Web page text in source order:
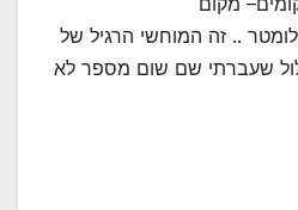
. למספרים-360 קילומטר .. זה המוחשי הרגיל של
שעברתי שם שום מספר לא